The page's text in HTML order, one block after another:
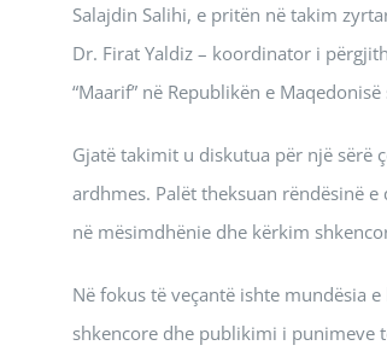
Salajdin Salihi, e pritën në takim
Dr. Firat Yaldiz – koordinator i
“Maarif” në Republikën e
Gjatë takimit u diskutua për një sërë
ardhmes. Palët theksuan rëndësinë
në mësimdhënie dhe kërkim
Në fokus të veçantë ishte mundësia
shkencore dhe publikimi i punimeve